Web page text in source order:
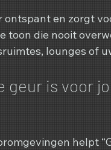
ontspant en zorgt
toon die nooit
lounges of
geur is voor
helpt